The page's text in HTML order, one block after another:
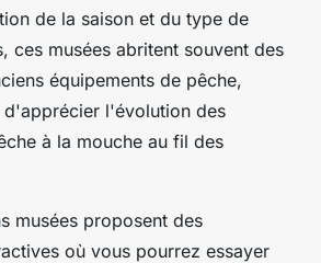
de la saison et du type de
ces musées abritent souvent des
équipements de pêche,
d'apprécier l'évolution des
à la mouche au fil des
musées proposent des
où vous pourrez essayer